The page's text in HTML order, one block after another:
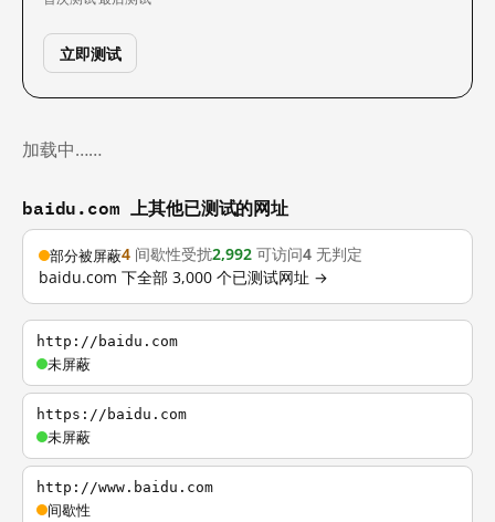
立即测试
加载中……
baidu.com 上其他已测试的网址
部分被屏蔽4 间歇性受扰2,992 可访问4 无判定
baidu.com 下全部 3,000 个已测试网址 →
http://baidu.com
未屏蔽
https://baidu.com
未屏蔽
http://www.baidu.com
间歇性